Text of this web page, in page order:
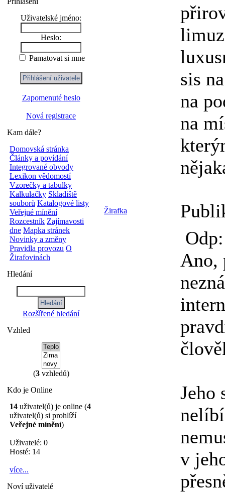
Uživatelské jméno:
Heslo:
Pamatovat si mne
Zapomenuté heslo
Nová registrace
Kam dále?
Domovská stránka
Články a povídání
Integrované obvody
Lexikon vědomostí
Vzorečky a tabulky
Kalkulačky Skladiště
souborů Katalogové listy
Veřejné mínění
Rozcestník Zajímavosti
dne Mapka stránek
Novinky a změny
Pravidla provozu O
Žirafovinách
Hledání
Rozšířené hledání
Vzhled
(3vzhledů)
Kdo je Online
14 uživatel(ů) je online (4
uživatel(ů) si prohlíží
Veřejné mínění)
Uživatelé: 0
Hosté: 14
více...
Noví uživatelé
sis
na
na
Žirafka
Ano,
Jeho
v